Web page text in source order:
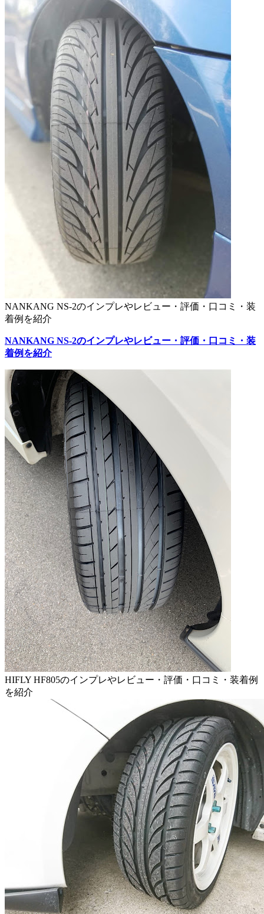
NANKANG NS-2のインプレやレビュー・評価・口コミ・装
着例を紹介
NANKANG NS-2のインプレやレビュー・評価・口コミ・装
着例を紹介
HIFLY HF805のインプレやレビュー・評価・口コミ・装着例
を紹介